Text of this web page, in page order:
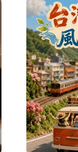
不需任何花藝
只需享受與花
愉悅地將美感
課程內容：
(一)花材、器
(二)軟鐵絲建
(三)成品欣賞
【課程資訊】
⏺︎ 授課講師：
⏺︎ 費用已含所